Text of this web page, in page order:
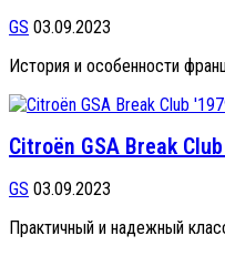
GS 03.09.2023
История и особенности
Citroën GSA Break
GS 03.09.2023
Практичный и надежный